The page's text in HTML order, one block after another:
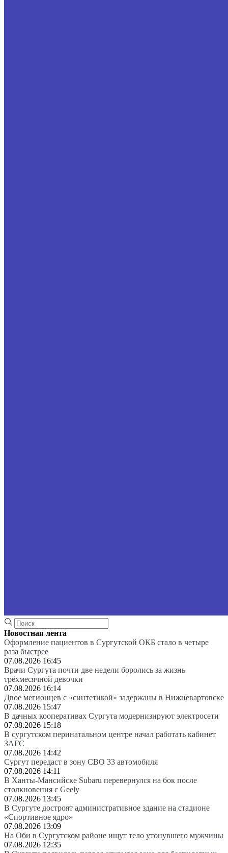
Новостная лента
Оформление пациентов в Сургутской ОКБ стало в четыре
раза быстрее
07.08.2026 16:45
Врачи Сургута почти две недели боролись за жизнь
трёхмесячной девочки
07.08.2026 16:14
Двое мегионцев с «синтетикой» задержаны в Нижневартовске
07.08.2026 15:47
В дачных кооперативах Сургута модернизируют электросети
07.08.2026 15:18
В сургутском перинатальном центре начал работать кабинет
ЗАГС
07.08.2026 14:42
Сургут передаст в зону СВО 33 автомобиля
07.08.2026 14:11
В Ханты-Мансийске Subaru перевернулся на бок после
столкновения с Geely
07.08.2026 13:45
В Сургуте достроят административное здание на стадионе
«Спортивное ядро»
07.08.2026 13:09
На Оби в Сургутском районе ищут тело утонувшего мужчины
07.08.2026 12:35